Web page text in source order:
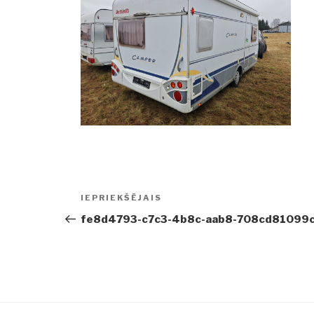
Ziņu
izvēlne
Iepriekšējā
ziņa:
IEPRIEKŠĒJAIS
fe8d4793-c7c3-4b8c-aab8-